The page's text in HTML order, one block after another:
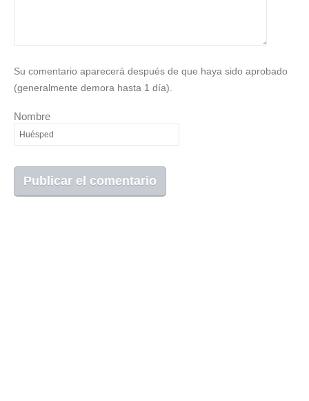
Su comentario aparecerá después de que haya sido aprobado
(generalmente demora hasta 1 día).
Nombre